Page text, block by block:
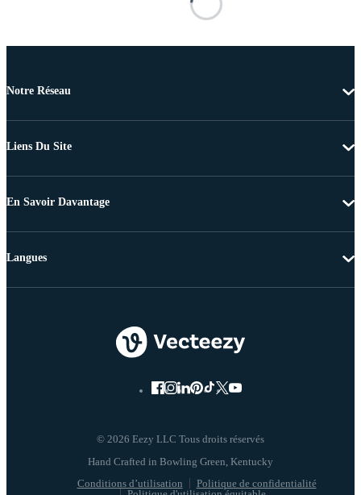
Notre Réseau
Liens Du Site
En Savoir Davantage
© 2026 Eezy LLC Tous droits réservés
Conditions d’utilisation
Politique de confidentialité
Langues